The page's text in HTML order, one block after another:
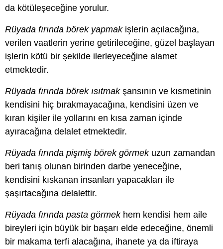
da kötüleşeceğine yorulur.
Rüyada fırında börek yapmakişlerin açılacağına,
verilen vaatlerin yerine getirileceğine, güzel başlayan
işlerin kötü bir şekilde ilerleyeceğine alamet
etmektedir.
Rüyada fırında börek ısıtmakşansının ve kısmetinin
kendisini hiç bırakmayacağına, kendisini üzen ve
kıran kişiler ile yollarını en kısa zaman içinde
ayıracağına delalet etmektedir.
Rüyada fırında pişmiş börek görmekuzun zamandan
beri tanış olunan birinden darbe yeneceğine,
kendisini kıskanan insanları yapacakları ile
şaşırtacağına delalettir.
Rüyada fırında pasta görmekhem kendisi hem aile
bireyleri için büyük bir başarı elde edeceğine, önemli
bir makama terfi alacağına, ihanete ya da iftiraya